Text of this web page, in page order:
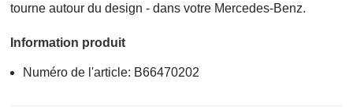
tourne autour du design - dans votre Mercedes-Benz.
Information produit
Numéro de l'article: B66470202